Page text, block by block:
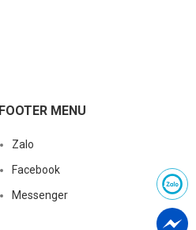
FOOTER MENU
Zalo
Facebook
Messenger